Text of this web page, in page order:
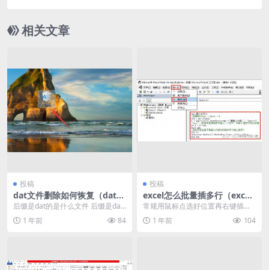
相关文章
投稿
dat文件删除如何恢复（dat文
件删除恢复方法）
后缀是dat的是什么文件 后缀是dat
的文件并不是一种标准文件，许多
文件都使用这...
1 年前 84
投稿
excel怎么批量插多行（excel
怎么一次性加100行）
常规用鼠标点选好位置再右键插入
行数的方法太慢了。 本期介绍一个
在Excel里批量...
1 年前 104